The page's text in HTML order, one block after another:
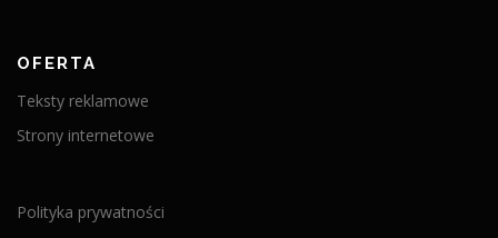
OFERTA
Teksty reklamowe
Strony internetowe
Polityka prywatności